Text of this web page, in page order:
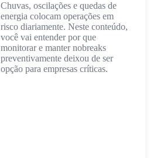
Chuvas, oscilações e quedas de
energia colocam operações em
risco diariamente. Neste conteúdo,
você vai entender por que
monitorar e manter nobreaks
preventivamente deixou de ser
opção para empresas críticas.